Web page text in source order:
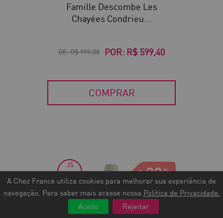
A Chez France utiliza cookies para melhorar sua experiência de
navegação. Para saber mais acesse nossa Política de Privacidade.
Aceito
Rejeitar
Famille Descombe Les
Chayées Condrieu...
DE:R$ 999,00 POR: R$ 599,40
COMPRAR
30
JS
90